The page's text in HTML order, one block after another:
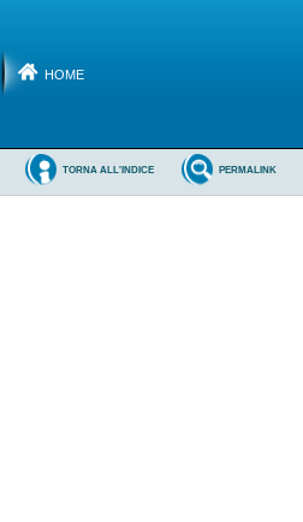
HOME
PERMALINK
TORNA ALL'INDICE